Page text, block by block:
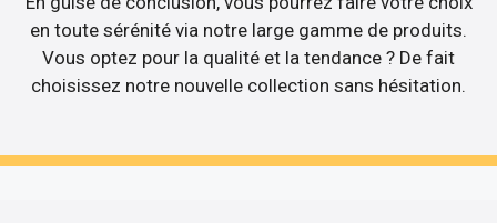
en toute sérénité via notre large gamme de produits.
Vous optez pour la qualité et la tendance ? De fait
choisissez notre nouvelle collection sans hésitation.